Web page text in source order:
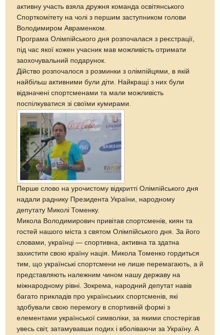
активну участь взяла дружня команда освітянського
Спорткомітету на чолі з першим заступником голови
Володимиром Авраменком.
Програма Олімпійського дня розпочалася з реєстрації,
під час якої кожен учасник мав можливість отримати
заохочувальний подарунок.
Дійство розпочалося з розминки з олімпійцями, в якій
найбільш активними були діти. Найкращі з них були
відзначені спортсменами та мали можливість
поспілкуватися зі своїми кумирами.
Перше слово на урочистому відкритті Олімпійського дня
надали раднику Президента України, народному
депутату Миколі Томенку.
Микола Володимирович привітав спортсменів, киян та
гостей нашого міста з святом Олімпійського дня. За його
словами, українці — спортивна, активна та здатна
захистити свою країну нація. Микола Томенко гордиться
тим, що українські спортсмени не лише перемагають, а й
представляють належним чином нашу державу на
міжнародному рівні. Зокрема, народний депутат навів
багато прикладів про українських спортсменів, які
здобували свою перемогу в спортивній формі з
елементами української символіки, за якими спостерігав
увесь світ, затамувавши подих і вболіваючи за Україну. А